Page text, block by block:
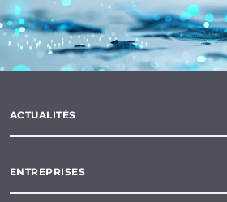
ACTUALITÉS
ENTREPRISES